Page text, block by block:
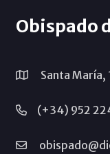
Obispado
Santa María,
(+34) 952